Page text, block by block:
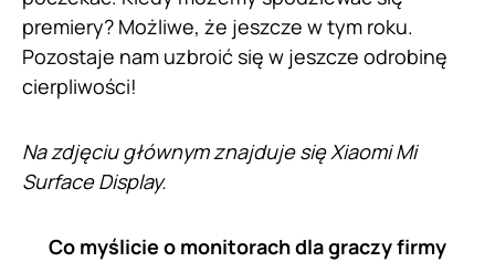
premiery? Możliwe, że jeszcze w tym roku.
Pozostaje nam uzbroić się w jeszcze odrobinę
cierpliwości!
Na zdjęciu głównym znajduje się Xiaomi Mi
Surface Display.
Co myślicie o monitorach dla graczy firmy